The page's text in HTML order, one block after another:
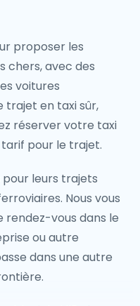
proposer les
chers, avec des
voitures
en taxi sûr,
réserver votre taxi
pour le trajet.
leurs trajets
Nous vous
rendez-vous dans le
ou autre
dans une autre